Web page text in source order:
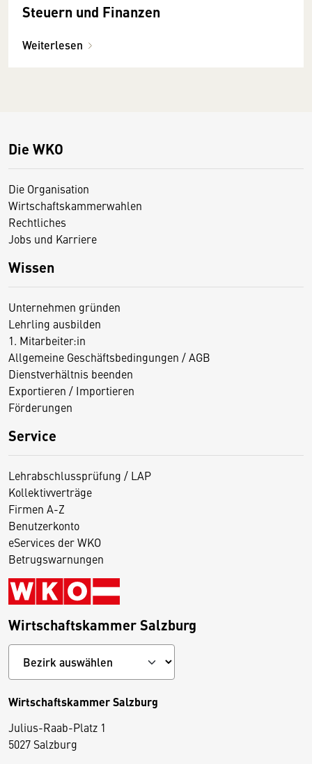
Steuern und Finanzen
Weiterlesen
Die WKO
Die Organisation
Wirtschaftskammerwahlen
Rechtliches
Jobs und Karriere
Wissen
Unternehmen gründen
Lehrling ausbilden
1. Mitarbeiter:in
Allgemeine Geschäftsbedingungen / AGB
Dienstverhältnis beenden
Exportieren / Importieren
Förderungen
Service
Lehrabschlussprüfung / LAP
Kollektivverträge
Firmen A-Z
Benutzerkonto
eServices der WKO
Betrugswarnungen
Wirtschaftskammer Salzburg
Wirtschaftskammer Salzburg
Julius-Raab-Platz 1
5027 Salzburg